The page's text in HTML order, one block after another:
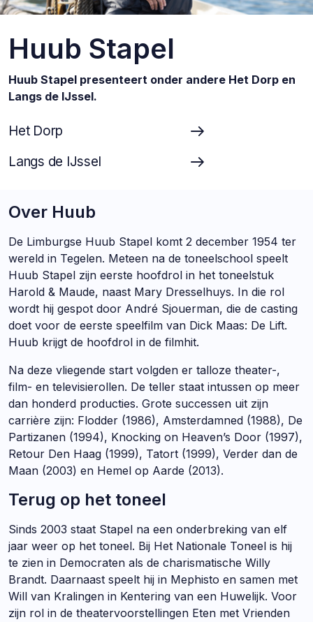
Huub Stapel
Huub Stapel presenteert onder andere Het Dorp en
Langs de IJssel.
Het Dorp
Langs de IJssel
Over Huub
De Limburgse Huub Stapel komt 2 december 1954 ter
wereld in Tegelen. Meteen na de toneelschool speelt
Huub Stapel zijn eerste hoofdrol in het toneelstuk
Harold & Maude, naast Mary Dresselhuys. In die rol
wordt hij gespot door André Sjouerman, die de casting
doet voor de eerste speelfilm van Dick Maas: De Lift.
Huub krijgt de hoofdrol in de filmhit.
Na deze vliegende start volgden er talloze theater-,
film- en televisierollen. De teller staat intussen op meer
dan honderd producties. Grote successen uit zijn
carrière zijn: Flodder (1986), Amsterdamned (1988), De
Partizanen (1994), Knocking on Heaven’s Door (1997),
Retour Den Haag (1999), Tatort (1999), Verder dan de
Maan (2003) en Hemel op Aarde (2013).
Terug op het toneel
Sinds 2003 staat Stapel na een onderbreking van elf
jaar weer op het toneel. Bij Het Nationale Toneel is hij
te zien in Democraten als de charismatische Willy
Brandt. Daarnaast speelt hij in Mephisto en samen met
Will van Kralingen in Kentering van een Huwelijk. Voor
zijn rol in de theatervoorstellingen Eten met Vrienden